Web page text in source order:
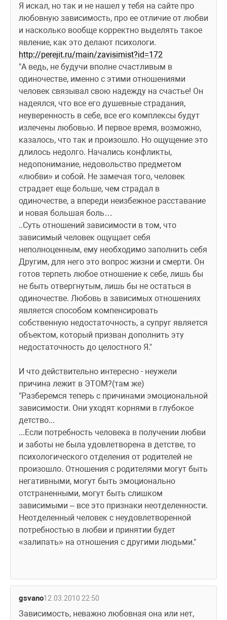
Я искал, но так и не нашел у тебя на сайте про
любовную зависимость, про ее отличие от любви
и насколько вообще корректно выделять такое
явление, как это делают психологи.
http://perejit.ru/main/zavisimist?id=172
"А ведь, не будучи вполне счастливым в
одиночестве, именно с этими отношениями
человек связывал свою надежду на счастье! Он
надеялся, что все его душевные страдания,
неуверенность в себе, все его комплексы будут
излечены любовью. И первое время, возможно,
казалось, что так и произошло. Но ощущение это
длилось недолго. Начались конфликты,
недопонимание, недовольство предметом
«любви» и собой. Не замечая того, человек
страдает еще больше, чем страдал в
одиночестве, а впереди неизбежное расставание
и новая большая боль…
..Суть отношений зависимости в том, что
зависимый человек ощущает себя
неполноценным, ему необходимо заполнить себя
Другим, для него это вопрос жизни и смерти. Он
готов терпеть любое отношение к себе, лишь бы
не быть отвергнутым, лишь бы не остаться в
одиночестве. Любовь в зависимых отношениях
является способом компенсировать
собственную недостаточность, а супруг является
объектом, который призван дополнить эту
недостаточность до целостного Я."
И что действительно интересно - неужели
причина лежит в ЭТОМ?(там же)
"Разберемся теперь с причинами эмоциональной
зависимости. Они уходят корнями в глубокое
детство...
...Если потребность человека в получении любви
и заботы не была удовлетворена в детстве, то
психологического отделения от родителей не
произошло. Отношения с родителями могут быть
негативными, могут быть эмоционально
отстраненными, могут быть слишком
зависимыми – все это признаки неотделенности.
Неотделенный человек с неудовлетворенной
потребностью в любви и принятии будет
«залипать» на отношения с другими людьми."
gsvano12.03.2010 22:50
Зависимость, неважно любовная она или нет,